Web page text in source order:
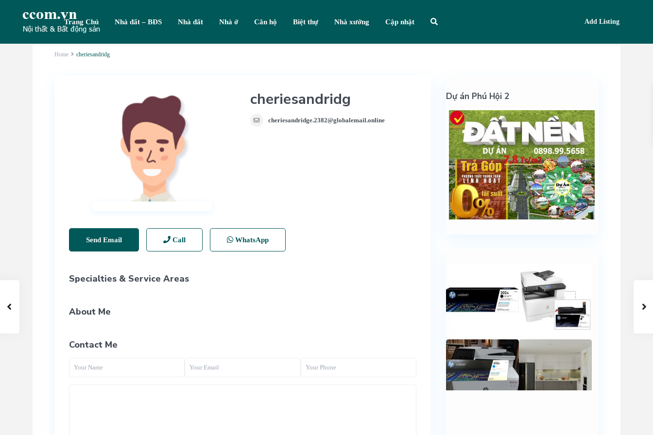
Add Listing
Trang Chủ Nhà đất – BĐS Nhà đất Nhà ở Căn hộ Biệt thự Nhà xưởng Cập nhật
Home cheriesandridg
cheriesandridg
cheriesandridge.2382@globalemail.online
Send Email Call WhatsApp
Specialties & Service Areas
About Me
Contact Me
Dự án Phú Hội 2